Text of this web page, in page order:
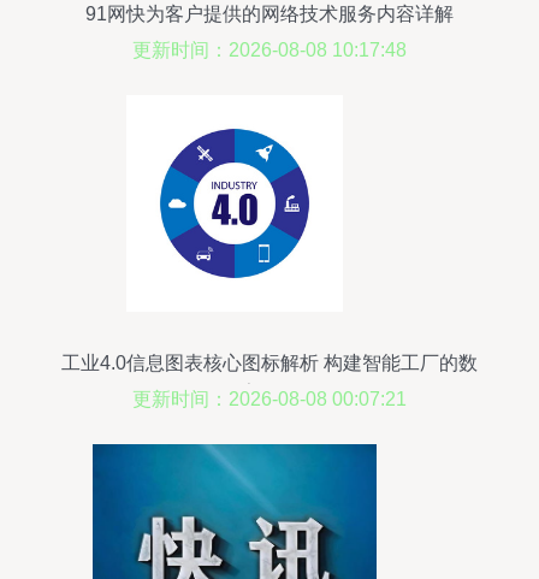
91网快为客户提供的网络技术服务内容详解
更新时间：2026-08-08 10:17:48
工业4.0信息图表核心图标解析 构建智能工厂的数
字网络
更新时间：2026-08-08 00:07:21